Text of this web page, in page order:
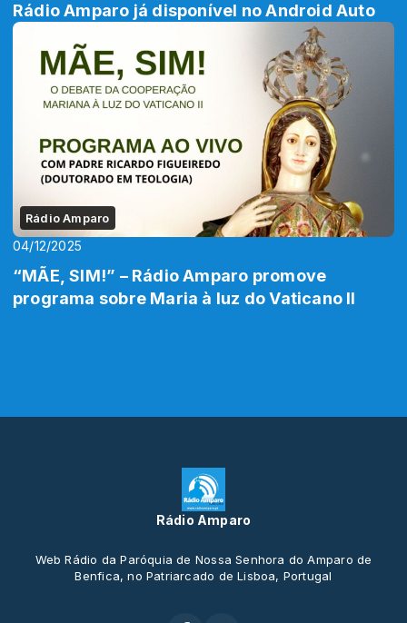
Rádio Amparo já disponível no Android Auto
Rádio Amparo
04/12/2025
“MÃE, SIM!” – Rádio Amparo promove
programa sobre Maria à luz do Vaticano II
Rádio Amparo
Web Rádio da Paróquia de Nossa Senhora do Amparo de
Benfica, no Patriarcado de Lisboa, Portugal